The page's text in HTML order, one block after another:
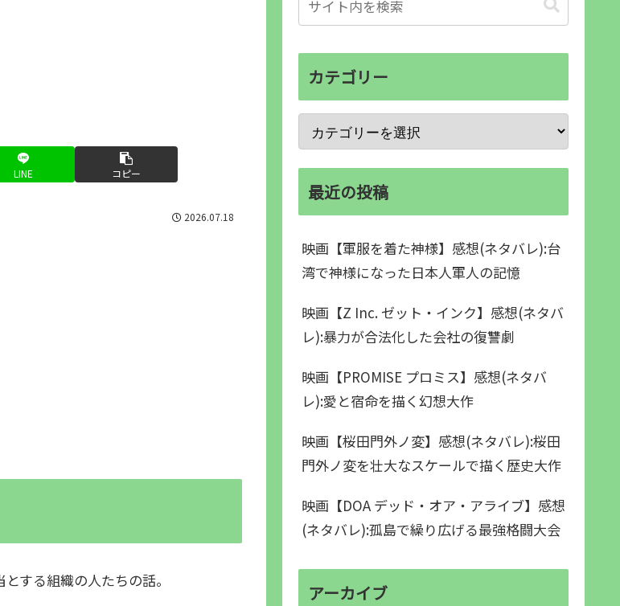
LINE コピー
2026.07.18
する組織の人たちの話。
カテゴリー
最近の投稿
映画【軍服を着た神様】感想(ネタバレ):台
湾で神様になった日本人軍人の記憶
映画【Z Inc. ゼット・インク】感想(ネタバ
レ):暴力が合法化した会社の復讐劇
映画【PROMISE プロミス】感想(ネタバ
レ):愛と宿命を描く幻想大作
映画【桜田門外ノ変】感想(ネタバレ):桜田
門外ノ変を壮大なスケールで描く歴史大作
映画【DOA デッド・オア・アライブ】感想
(ネタバレ):孤島で繰り広げる最強格闘大会
アーカイブ